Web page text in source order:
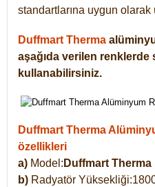
standartlarına uygun olarak
Duffmart Therma
aşağıda verilen renklerde
kullanabilirsiniz.
Duffmart Therma
özellikleri
a) Model: Duffmart Therma
b) Radyatör